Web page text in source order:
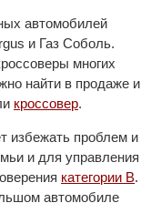
автомобилей
и Газ Соболь.
многих
найти в продаже и
кроссовер.
избежать проблем и
и для управления
категории B.
автомобиле